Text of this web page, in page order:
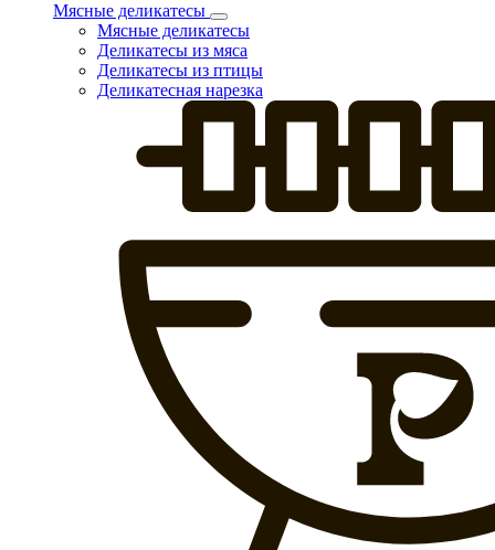
Мясные деликатесы
Мясные деликатесы
Деликатесы из мяса
Деликатесы из птицы
Деликатесная нарезка